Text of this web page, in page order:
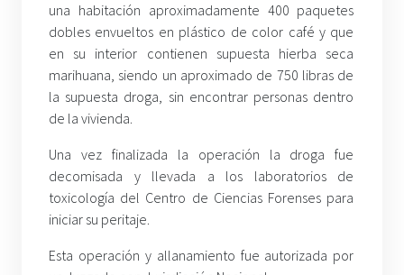
una habitación aproximadamente 400 paquetes
dobles envueltos en plástico de color café y que
en su interior contienen supuesta hierba seca
marihuana, siendo un aproximado de 750 libras de
la supuesta droga, sin encontrar personas dentro
de la vivienda.
Una vez finalizada la operación la droga fue
decomisada y llevada a los laboratorios de
toxicología del Centro de Ciencias Forenses para
iniciar su peritaje.
Esta operación y allanamiento fue autorizada por